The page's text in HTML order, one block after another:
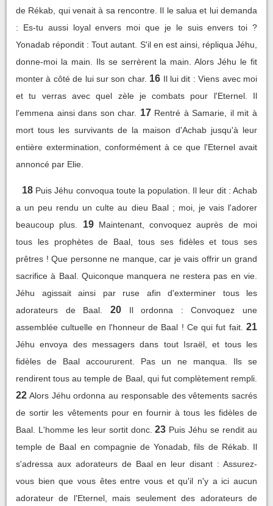
de Rékab, qui venait à sa rencontre. Il le salua et lui demanda
: Es-tu aussi loyal envers moi que je le suis envers toi ?
Yonadab répondit : Tout autant. S'il en est ainsi, répliqua Jéhu,
donne-moi la main. Ils se serrèrent la main. Alors Jéhu le fit
monter à côté de lui sur son char. 16 Il lui dit : Viens avec moi
et tu verras avec quel zèle je combats pour l'Eternel. Il
l'emmena ainsi dans son char.
17 Rentré à Samarie, il mit à
mort tous les survivants de la maison d'Achab jusqu'à leur
entière extermination, conformément à ce que l'Eternel avait
annoncé par Elie.
18 Puis Jéhu convoqua toute la population. Il leur dit : Achab
a un peu rendu un culte au dieu Baal ; moi, je vais l'adorer
beaucoup plus.
19 Maintenant, convoquez auprès de moi
tous les prophètes de Baal, tous ses fidèles et tous ses
prêtres ! Que personne ne manque, car je vais offrir un grand
sacrifice à Baal. Quiconque manquera ne restera pas en vie.
Jéhu agissait ainsi par ruse afin d'exterminer tous les
adorateurs de Baal.
20
Il ordonna : Convoquez une
assemblée cultuelle en l'honneur de Baal ! Ce qui fut fait. 21
Jéhu envoya des messagers dans tout Israël, et tous les
fidèles de Baal accoururent. Pas un ne manqua. Ils se
rendirent tous au temple de Baal, qui fut complètement rempli.
22 Alors Jéhu ordonna au responsable des vêtements sacrés
de sortir les vêtements pour en fournir à tous les fidèles de
Baal. L'homme les leur sortit donc. 23 Puis Jéhu se rendit au
temple de Baal en compagnie de Yonadab, fils de Rékab. Il
s'adressa aux adorateurs de Baal en leur disant : Assurez-
vous bien que vous êtes entre vous et qu'il n'y a ici aucun
adorateur de l'Eternel, mais seulement des adorateurs de